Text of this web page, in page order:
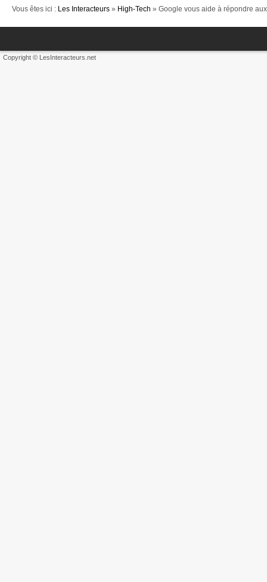
Vous êtes ici : Les Interacteurs » High-Tech » Google vous aide à répondre
Copyright © LesInteracteurs.net